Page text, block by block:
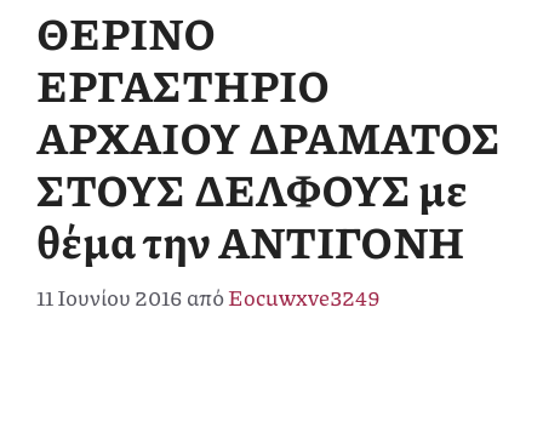
ΘΕΡΙΝΟ
ΕΡΓΑΣΤΗΡΙΟ
ΑΡΧΑΙΟΥ ΔΡΑΜΑΤΟΣ
ΣΤΟΥΣ ΔΕΛΦΟΥΣ με
θέμα την ΑΝΤΙΓΟΝΗ
11 Ιουνίου 2016απόEocuwxve3249